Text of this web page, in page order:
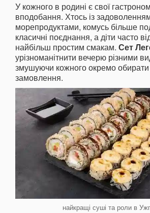
У кожного в родині є свої
вподобання. Хтось із
морепродуктами, комусь більше
класичні поєднання, а діти часто
найбільш простим смакам. Сет
урізноманітнити вечерю різними
змушуючи кожного окремо
замовлення.
найкращі суші та роли в